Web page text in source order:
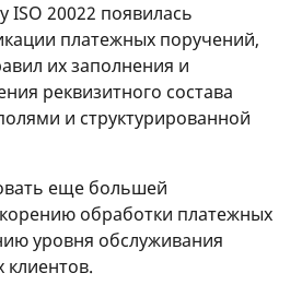
ISO 20022 появилась
платежных поручений,
их заполнения и
реквизитного состава
и структурированной
еще большей
обработки платежных
уровня обслуживания
клиентов.